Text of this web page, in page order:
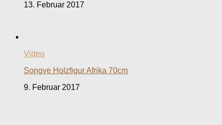
13. Februar 2017
Video
Songye Holzfigur Afrika 70cm
9. Februar 2017